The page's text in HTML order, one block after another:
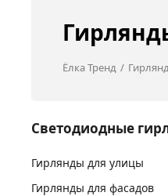
Ёлка Тренд
Светодиодные
Гирлянды для улицы
Гирлянды для фасадов